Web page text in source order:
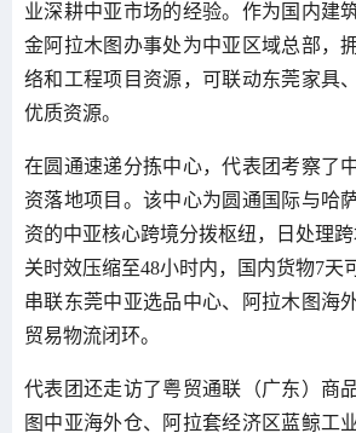
业深耕中亚市场的经验。作为国内建
金阿拉木图办事处为中亚区域总部，
络和工程项目资源，可联动东莞家具
优质资源。
在圆通速递分拣中心，代表团考察了
资落地项目。该中心为圆通国际与哈
资的中亚核心跨境分拨枢纽，日处理
关时效压缩至48小时内，国内货物7天
串联东莞中亚选品中心、阿拉木图海
贸易物流闭环。
代表团还走访了粤贸通联（广东）商
图中亚海外仓、阿拉套经济区蓝鲸工